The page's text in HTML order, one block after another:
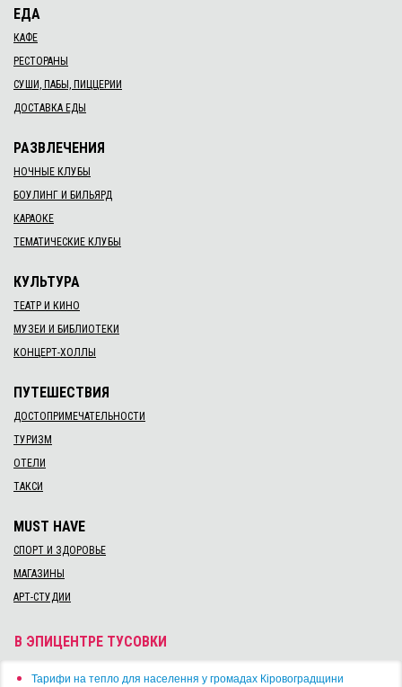
ЕДА
КАФЕ
РЕСТОРАНЫ
СУШИ, ПАБЫ, ПИЦЦЕРИИ
ДОСТАВКА ЕДЫ
РАЗВЛЕЧЕНИЯ
НОЧНЫЕ КЛУБЫ
БОУЛИНГ И БИЛЬЯРД
КАРАОКЕ
ТЕМАТИЧЕСКИЕ КЛУБЫ
КУЛЬТУРА
ТЕАТР И КИНО
МУЗЕИ И БИБЛИОТЕКИ
КОНЦЕРТ-ХОЛЛЫ
ПУТЕШЕСТВИЯ
ДОСТОПРИМЕЧАТЕЛЬНОСТИ
ТУРИЗМ
ОТЕЛИ
ТАКСИ
MUST HAVE
СПОРТ И ЗДОРОВЬЕ
МАГАЗИНЫ
АРТ-СТУДИИ
В ЭПИЦЕНТРЕ ТУСОВКИ
​Тарифи на тепло для населення у громадах Кіровоградщини